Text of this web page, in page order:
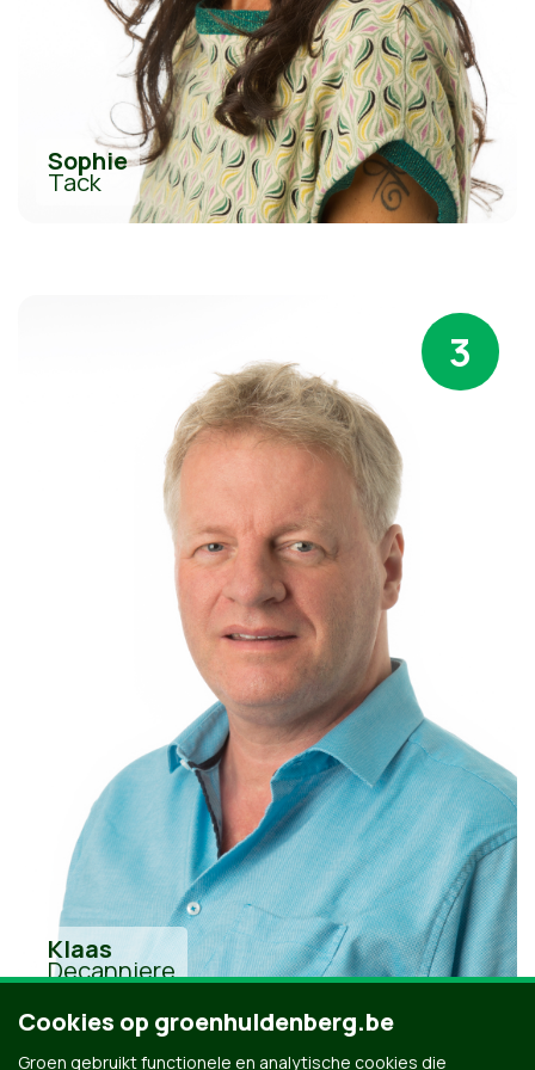
Sophie
Tack
3
Klaas
Decanniere
Cookies op groenhuldenberg.be
Groen gebruikt functionele en analytische cookies die